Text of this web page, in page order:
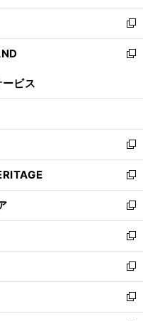
開
く
ウ
で
開
く
ン
ド
ウ
で
ウ
ィ
ン
ド
開
新
し
い
ン
ウ
で
開
く
新
ウ
ン
ド
ウ
で
開
く
ビス
新
し
い
ウ
ィ
ン
ド
ウ
で
開
く
新
し
い
ウ
ィ
ン
ド
ウ
で
開
新
し
い
ウ
ィ
ン
ド
ウ
新
し
い
ウ
ィ
ン
新
し
い
ウ
新
し